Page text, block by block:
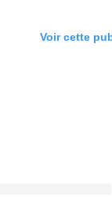
Voir cette